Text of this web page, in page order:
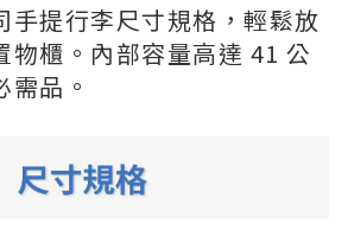
手提行李尺寸規格，輕鬆放
物櫃。內部容量高達 41 公
品。